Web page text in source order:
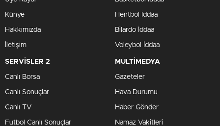
Künye
Hakkımızda
İletişim
Hentbol İddaa
Bilardo İddaa
Voleybol İddaa
SERVİSLER 2
Canlı Borsa
Canlı Sonuçlar
Canlı TV
Futbol Canlı Sonuçlar
MULTİMEDYA
Gazeteler
Hava Durumu
Haber Gönder
Namaz Vakitleri